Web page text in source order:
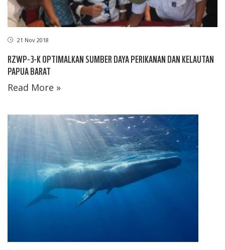
21 Nov 2018
RZWP-3-K OPTIMALKAN SUMBER DAYA PERIKANAN DAN KELAUTAN
PAPUA BARAT
Read More »